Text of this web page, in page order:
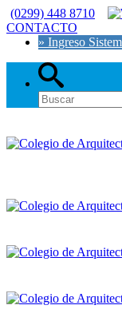
(0299) 448 8710
CONTACTO
» Ingreso